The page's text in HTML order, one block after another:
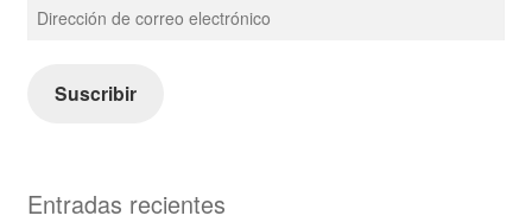
de
electrónico
Suscribir
Entradas recientes